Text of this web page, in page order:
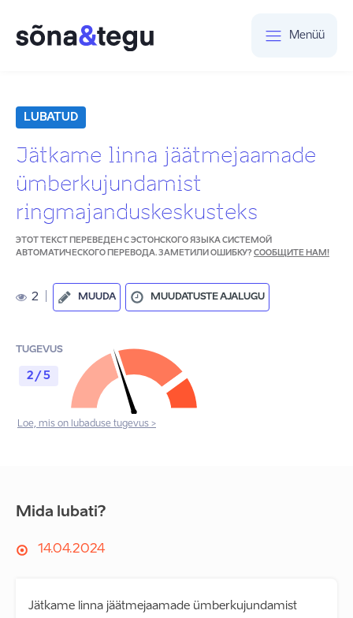
Menüü
LUBATUD
Jätkame linna jäätmejaamade
ümberkujundamist
ringmajanduskeskusteks
ЭТОТ ТЕКСТ ПЕРЕВЕДЕН С ЭСТОНСКОГО ЯЗЫКА СИСТЕМОЙ
АВТОМАТИЧЕСКОГО ПЕРЕВОДА. ЗАМЕТИЛИ ОШИБКУ? СООБЩИТЕ НАМ!
2 MUUDA MUUDATUSTE AJALUGU
TUGEVUS
2 / 5
Loe, mis on lubaduse tugevus >
Mida lubati?
14.04.2024
Jätkame linna jäätmejaamade ümberkujundamist